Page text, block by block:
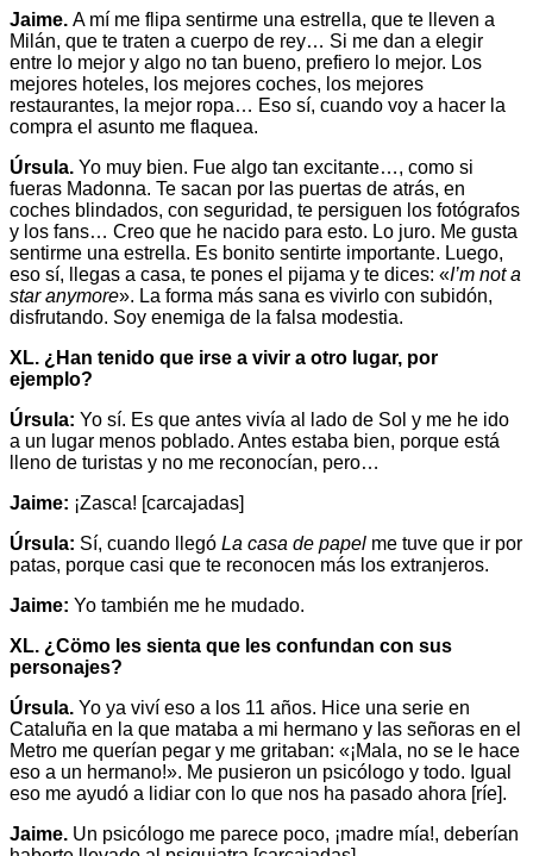
Jaime. A mí me flipa sentirme una estrella, que te lleven a
Milán, que te traten a cuerpo de rey… Si me dan a elegir
entre lo mejor y algo no tan bueno, prefiero lo mejor. Los
mejores hoteles, los mejores coches, los mejores
restaurantes, la mejor ropa… Eso sí, cuando voy a hacer la
compra el asunto me flaquea.
Úrsula. Yo muy bien. Fue algo tan excitante…, como si
fueras Madonna. Te sacan por las puertas de atrás, en
coches blindados, con seguridad, te persiguen los fotógrafos
y los fans… Creo que he nacido para esto. Lo juro. Me gusta
sentirme una estrella. Es bonito sentirte importante. Luego,
eso sí, llegas a casa, te pones el pijama y te dices: «I’m not a
star anymore». La forma más sana es vivirlo con subidón,
disfrutando. Soy enemiga de la falsa modestia.
XL. ¿Han tenido que irse a vivir a otro lugar, por
ejemplo?
Úrsula: Yo sí. Es que antes vivía al lado de Sol y me he ido
a un lugar menos poblado. Antes estaba bien, porque está
lleno de turistas y no me reconocían, pero…
Jaime: ¡Zasca! [carcajadas]
Úrsula: Sí, cuando llegó La casa de papel me tuve que ir por
patas, porque casi que te reconocen más los extranjeros.
Jaime: Yo también me he mudado.
XL. ¿Cömo les sienta que les confundan con sus
personajes?
Úrsula. Yo ya viví eso a los 11 años. Hice una serie en
Cataluña en la que mataba a mi hermano y las señoras en el
Metro me querían pegar y me gritaban: «¡Mala, no se le hace
eso a un hermano!». Me pusieron un psicólogo y todo. Igual
eso me ayudó a lidiar con lo que nos ha pasado ahora [ríe].
Jaime. Un psicólogo me parece poco, ¡madre mía!, deberían